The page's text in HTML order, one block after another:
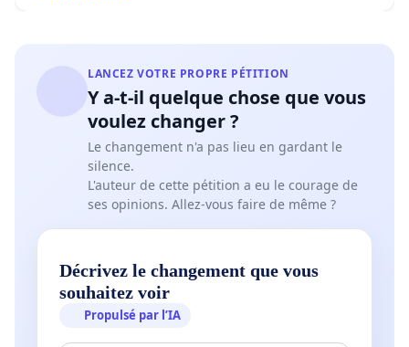
LANCEZ VOTRE PROPRE PÉTITION
Y a-t-il quelque chose que vous
voulez changer ?
Le changement n'a pas lieu en gardant le
silence.
L'auteur de cette pétition a eu le courage de
ses opinions. Allez-vous faire de même ?
Décrivez le changement que vous
souhaitez voir
Propulsé par l’IA